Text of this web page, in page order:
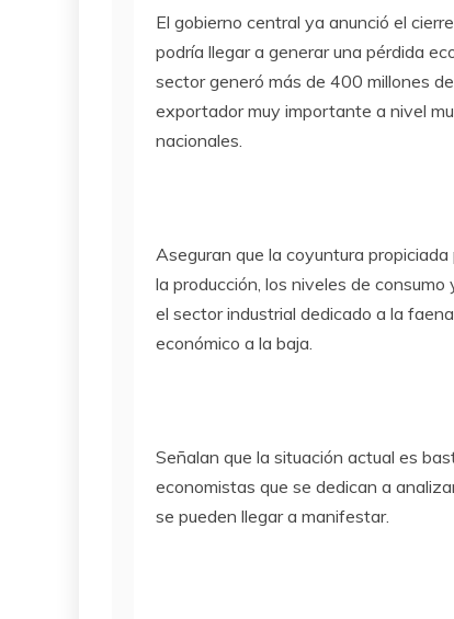
El gobierno central ya anunció el
podría llegar a generar una pérdida
sector generó más de 400 millones
exportador muy importante a nivel
nacionales.
Aseguran que la coyuntura
la producción, los niveles de
el sector industrial dedicado a la
económico a la baja.
Señalan que la situación actual es
economistas que se dedican a
se pueden llegar a manifestar.